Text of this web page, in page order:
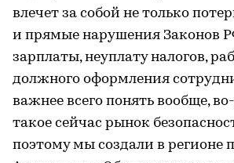
влечет за собой не только
и прямые нарушения Законов
зарплаты, неуплату налогов,
должного оформления
важнее всего понять вообще,
такое сейчас рынок
поэтому мы создали в регионе